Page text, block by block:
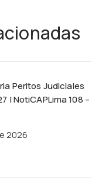
Peritos Judiciales
| NotiCAPLima 108 –
2026